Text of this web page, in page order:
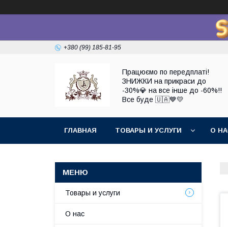
+380 (99) 185-81-95
Працюємо по передплаті!
ЗНИЖКИ на прикраси до
-30%💎 на все інше до -60%!!
Все буде 🇺🇦💙💛
ГЛАВНАЯ ТОВАРЫ И УСЛУГИ О
Товары и услуги
О нас